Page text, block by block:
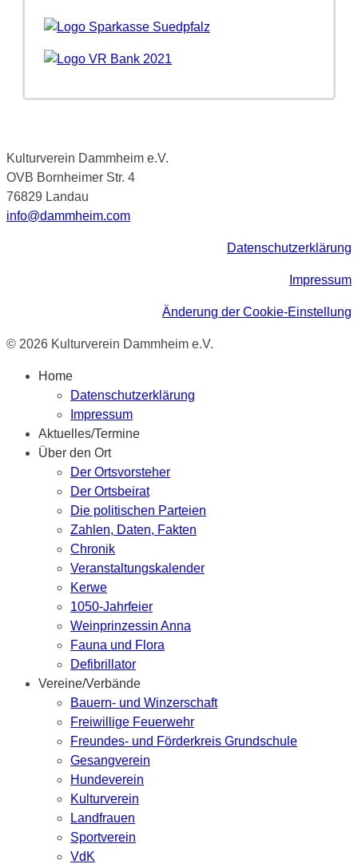
Kulturverein Dammheim e.V.
OVB Bornheimer Str. 4
76829 Landau
info@dammheim.com
Datenschutzerklärung
Impressum
Änderung der Cookie-Einstellung
© 2026 Kulturverein Dammheim e.V.
Home
Datenschutzerklärung
Impressum
Aktuelles/Termine
Über den Ort
Der Ortsvorsteher
Der Ortsbeirat
Die politischen Parteien
Zahlen, Daten, Fakten
Chronik
Veranstaltungskalender
Kerwe
1050-Jahrfeier
Weinprinzessin Anna
Fauna und Flora
Defibrillator
Vereine/Verbände
Bauern- und Winzerschaft
Freiwillige Feuerwehr
Freundes- und Förderkreis Grundschule
Gesangverein
Hundeverein
Kulturverein
Landfrauen
Sportverein
VdK